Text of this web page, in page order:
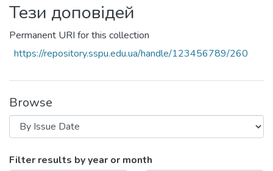
Тези доповідей
Permanent URI for this collection
https://repository.sspu.edu.ua/handle/123456789/260
Browse
Browsing Тези доповідей by Issue Date
Filter results by year or month